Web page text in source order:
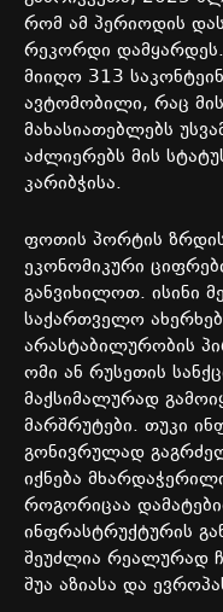
რომ ამ პერიოდის
რეკორდი დამყარდეს.
მიიღო 313
ავტომობილი, რაც მის
მახასიათებლებს
აძლიერებს მის
კარიბჭისა.
ფოთის პორტის
ეკონომიკური
განვიხილოთ. ისინი
საქართველო
არასტაბილურობის
ომი ან რუსეთის
მაქსიმალურად
მარშრუტები. თუკი
გონივრულად
იქნება
როგორიცაა
ინფრასტრუქტურის
შეუძლია რეალურად
შუა აზიასა და